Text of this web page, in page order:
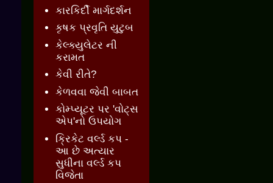
કારકિર્દી માર્ગદર્શન
કૃષક પ્રવૃતિ યુટુબ
કેલ્ક્યુલેટર ની
કરામત
કેવી રીતે?
કેળવવા જેવી બાબત
કોમ્પ્યૂટર પર 'વોટ્સ
એપ'નો ઉપયોગ
ક્રિકેટ વર્લ્ડ કપ -
આ છે અત્યાર
સુધીના વર્લ્ડ કપ
વિજેતા